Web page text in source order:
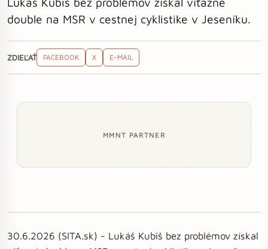
double na MSR v cestnej cyklistike v Jeseníku.
ZDIEĽAŤ FACEBOOK X E-MAIL
MMNT PARTNER
30.6.2026 (SITA.sk) - Lukáš Kubiš bez problémov získal